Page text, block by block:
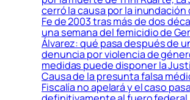
cerró la causa por la inundación
Fe de 2003 tras más de dos
una semana del femicidio de
Álvarez: qué pasa después de
denuncia por violencia de
medidas puede disponer la
Causa de la presunta falsa
Fiscalía no apelará y el caso pasa